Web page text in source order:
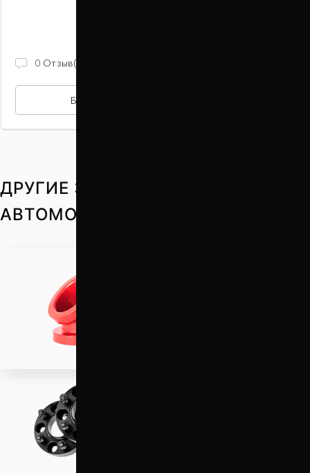
0 Отзыв(ов)
БЫСТРАЯ ПОКУПКА
ДРУГИЕ ЗАПЧАСТИ НА ВАШ
АВТОМОБИЛЬ